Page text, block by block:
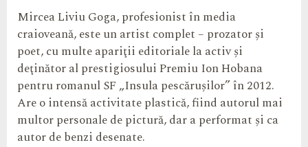
Mircea Liviu Goga, profesionist în media
craioveană, este un artist complet – prozator şi
poet, cu multe apariţii editoriale la activ şi
deţinător al prestigiosului Premiu Ion Hobana
pentru romanul SF „Insula pescăruşilor” în 2012.
Are o intensă activitate plastică, fiind autorul mai
multor personale de pictură, dar a performat şi ca
autor de benzi desenate.